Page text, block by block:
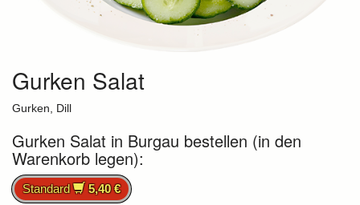
Gurken Salat
Gurken, Dill
Gurken Salat in Burgau bestellen (in den
Warenkorb legen):
Standard 5,40 €